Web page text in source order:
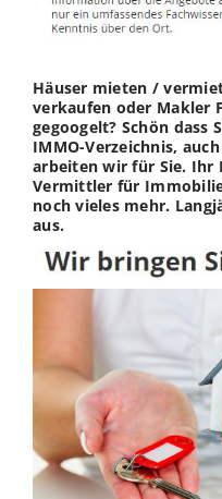
Häuser mieten /
verkaufen oder Makler
gegoogelt? Schön dass
IMMO-Verzeichnis,
arbeiten wir für Sie.
Vermittler für
noch vieles mehr.
aus.